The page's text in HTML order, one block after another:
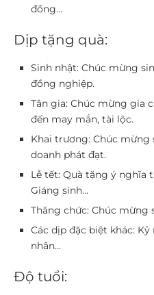
đồng…
Dịp tặng quà:
Sinh nhật: Chúc mừng
đồng nghiệp.
Tân gia: Chúc mừng gia
đến may mắn, tài lộc.
Khai trương: Chúc mừng
doanh phát đạt.
Lễ tết: Quà tặng ý nghĩa
Giáng sinh…
Thăng chức: Chúc mừng
Các dịp đặc biệt khác: Kỷ
nhân…
Độ tuổi: